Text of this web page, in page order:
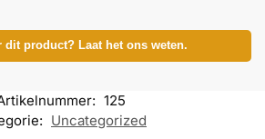
dit product? Laat het ons weten.
125
Uncategorized